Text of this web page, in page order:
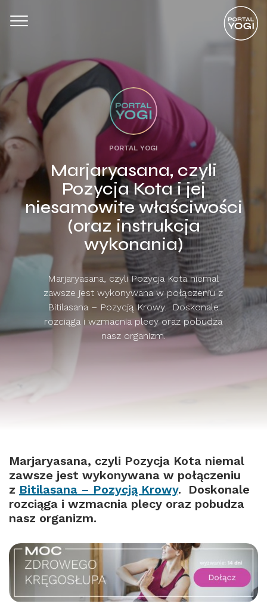
PORTAL YOGI
Marjaryasana, czyli
Pozycja Kota i jej
niesamowite właściwości
(oraz instrukcja
wykonania)
Marjaryasana, czyli Pozycja Kota niemal
zawsze jest wykonywana w połączeniu z
Bitilasana – Pozycją Krowy. Doskonale
rozciąga i wzmacnia plecy oraz pobudza
nasz organizm.
Marjaryasana, czyli Pozycja Kota niemal
zawsze jest wykonywana w połączeniu
z Bitilasana – Pozycją Krowy. Doskonale
rozciąga i wzmacnia plecy oraz pobudza
nasz organizm.